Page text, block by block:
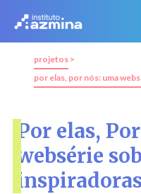
projetos >
por elas, por nós: uma
Por elas,
websérie